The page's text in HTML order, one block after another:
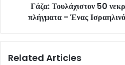
Γάζα: Τουλάχιστον 50
πλήγματα - Ένας
Related Articles